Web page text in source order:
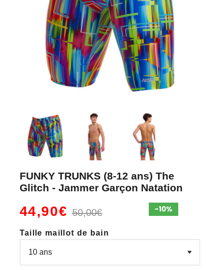
FUNKY TRUNKS (8-12 ans) The
Glitch - Jammer Garçon Natation
44,90€50,00€
Taille maillot de bain